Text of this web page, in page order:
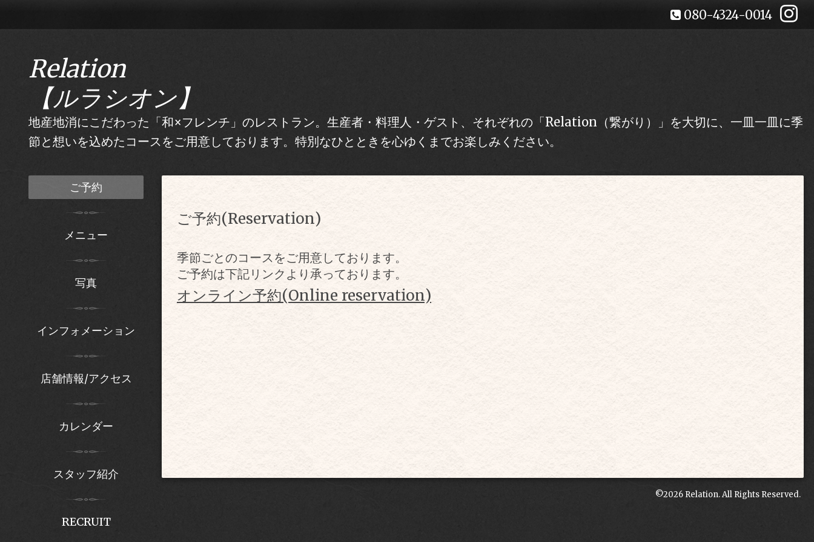
080-4324-0014
Relation
【ルラシオン】
地産地消にこだわった「和×フレンチ」のレストラン。生産者・料理人・ゲスト、それぞれの「Relation（繋がり）」を大切に、一皿一皿に季
節と想いを込めたコースをご用意しております。特別なひとときを心ゆくまでお楽しみください。
ご予約(Reservation)
季節ごとのコースをご用意しております。
ご予約は下記リンクより承っております。
オンライン予約(Online reservation)
©2026 Relation. All Rights Reserved.
ご予約
メニュー
写真
インフォメーション
店舗情報/アクセス
カレンダー
スタッフ紹介
RECRUIT